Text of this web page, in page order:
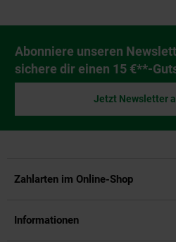
Newsletter Anmeldung
Abonniere unseren
sichere dir einen 15 €**-
Jetzt Newsletter
Zahlarten im Online-Shop
Informationen